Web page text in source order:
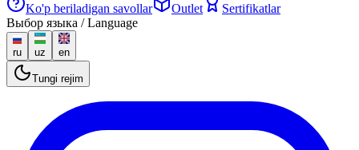
Ko'p beriladigan savollar
Outlet
Sertifikatlar
Выбор языка / Language
ru uz en
Tungi rejim